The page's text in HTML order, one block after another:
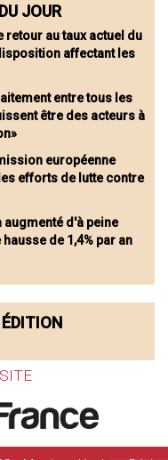
JOUR
retour au taux actuel du
affectant les
entre tous les
être des acteurs à
européenne
efforts de lutte contre
augmenté d'à peine
de 1,4% par an